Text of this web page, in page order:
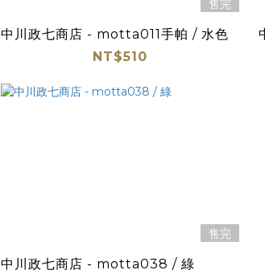
售完
中川政七商店 - motta011手帕 / 水色
NT$510
售完
中川政七商店 - motta038 / 綠